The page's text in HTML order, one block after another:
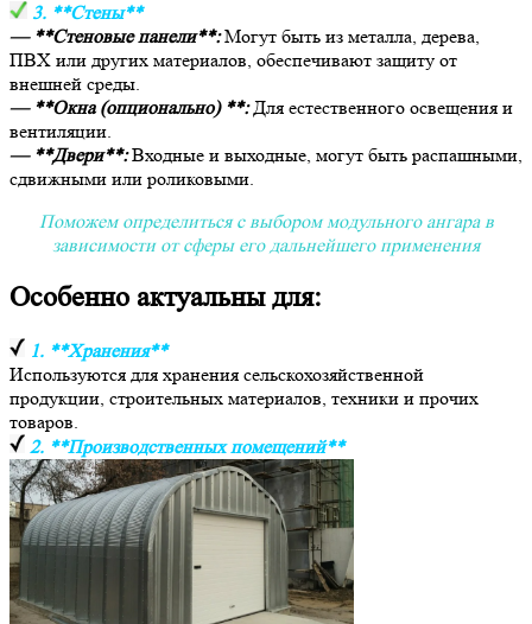
3. **Стены**
— **Стеновые панели**:Могут быть из металла, дерева,
ПВХ или других материалов, обеспечивают защиту от
внешней среды.
— **Окна (опционально) **:Для естественного освещения и
вентиляции.
— **Двери**:Входные и выходные, могут быть распашными,
сдвижными или роликовыми.
Поможем определиться с выбором модульного ангара в
зависимости от сферы его дальнейшего применения
Особенно актуальны для:
1. **Хранения**
Используются для хранения сельскохозяйственной
продукции, строительных материалов, техники и прочих
товаров.
2. **Производственных помещений**